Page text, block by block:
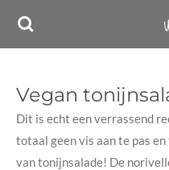
Ga
hoofdinhoud
Vegan
Dit is echt een verrassend
totaal geen vis aan te pas
van tonijnsalade! De